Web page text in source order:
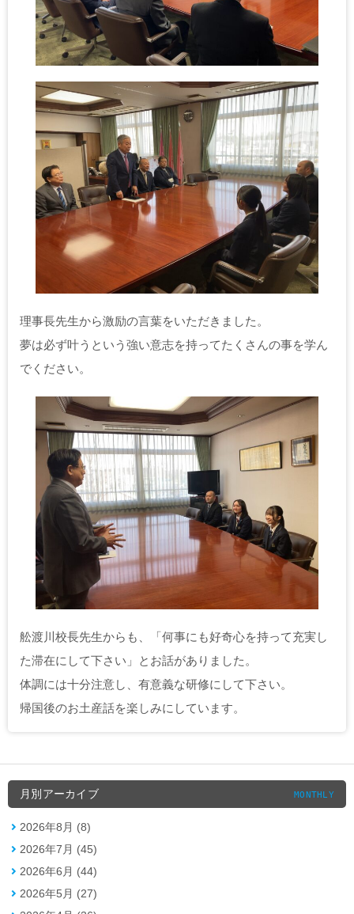
理事長先生から激励の言葉をいただきました。
夢は必ず叶うという強い意志を持ってたくさんの事を学ん
でください。
舩渡川校長先生からも、「何事にも好奇心を持って充実し
た滞在にして下さい」とお話がありました。
体調には十分注意し、有意義な研修にして下さい。
帰国後のお土産話を楽しみにしています。
月別アーカイブ MONTHLY
2026年8月 (8)
2026年7月 (45)
2026年6月 (44)
2026年5月 (27)